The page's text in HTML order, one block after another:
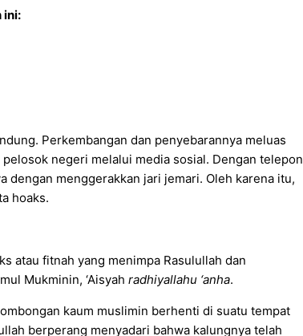
ini:
Perkembangan dan penyebarannya meluas
negeri melalui media sosial. Dengan telepon
dengan menggerakkan jari jemari. Oleh karena itu,
hoaks.
atau fitnah yang menimpa Rasulullah dan
Mukminin, ‘Aisyah radhiyallahu ‘anha.
kaum muslimin berhenti di suatu tempat
berperang menyadari bahwa kalungnya telah